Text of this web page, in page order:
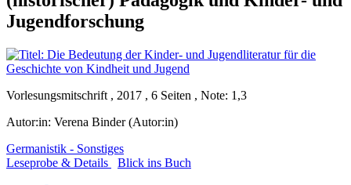
Jugendforschung
Vorlesungsmitschrift , 2017 , 6 Seiten , Note: 1,3
Autor:in: Verena Binder (Autor:in)
Germanistik - Sonstiges
Leseprobe & Details
Blick ins Buch